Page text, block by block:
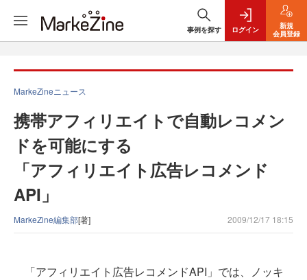
事例を探す ログイン
新規
会員登録
MarkeZineニュース
携帯アフィリエイトで自動レコメン
ドを可能にする
「アフィリエイト広告レコメンド
API」
MarkeZine編集部[著] 2009/12/17 18:15
「アフィリエイト広告レコメンドAPI」では、ノッキ